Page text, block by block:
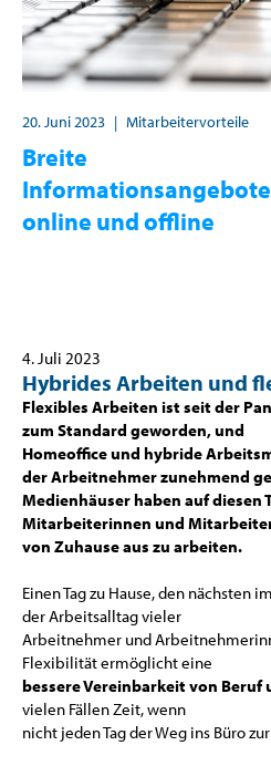
20. Juni 2023 | Mitarbeitervorteile
Breite
Informationsangebote
online und offline
4. Juli 2023
Hybrides Arbeiten und
Flexibles Arbeiten ist seit der
zum Standard geworden, und
Homeoffice und hybride
der Arbeitnehmer zunehmend
Medienhäuser haben auf diesen
Mitarbeiterinnen und
von Zuhause aus zu arbeiten.
Einen Tag zu Hause, den nächsten
der Arbeitsalltag vieler
Arbeitnehmer und
Flexibilität ermöglicht eine
bessere Vereinbarkeit von Beruf
vielen Fällen Zeit, wenn
nicht jeden Tag der Weg ins Büro